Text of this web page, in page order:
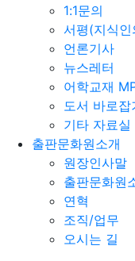
1:1문의
서평(지식인
언론기사
뉴스레터
어학교재
도서 바로잡
기타 자료실
출판문화원소개
원장인사말
출판문화원
연혁
조직/업무
오시는 길